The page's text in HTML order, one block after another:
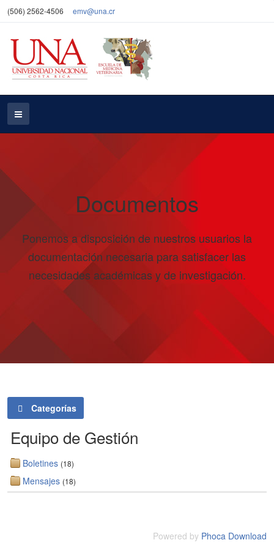
(506) 2562-4506 emv@una.cr
Documentos
Ponemos a disposición de nuestros usuarios la
documentación necesaria para satisfacer las
necesidades académicas y de investigación.
Categorías
Equipo de Gestión
Boletines (18)
Mensajes (18)
Powered by Phoca Download